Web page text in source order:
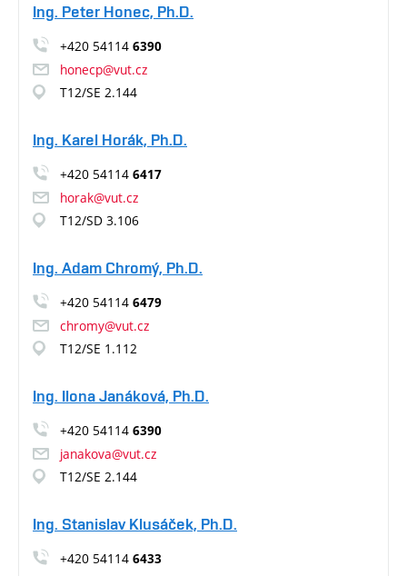
Ing. Peter Honec, Ph.D.
+420 54114 6390
honecp@vut.cz
T12/SE 2.144
Ing. Karel Horák, Ph.D.
+420 54114 6417
horak@vut.cz
T12/SD 3.106
Ing. Adam Chromý, Ph.D.
+420 54114 6479
chromy@vut.cz
T12/SE 1.112
Ing. Ilona Janáková, Ph.D.
+420 54114 6390
janakova@vut.cz
T12/SE 2.144
Ing. Stanislav Klusáček, Ph.D.
+420 54114 6433